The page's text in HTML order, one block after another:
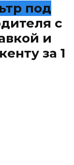
под
с
и
за 1